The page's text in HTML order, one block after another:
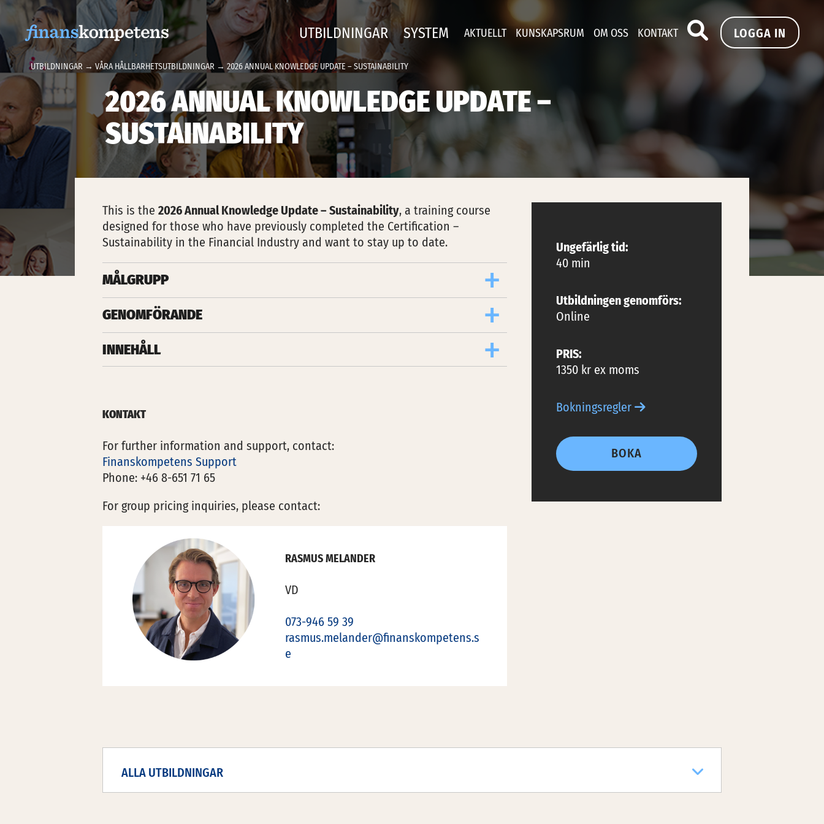
Hoppa till innehållet
UTBILDNINGAR SYSTEM AKTUELLT KUNSKAPSRUM OM OSS KONTAKT LOGGA IN
UTBILDNINGAR → VÅRA HÅLLBARHETSUTBILDNINGAR → 2026 ANNUAL KNOWLEDGE UPDATE – SUSTAINABILITY
2026 ANNUAL KNOWLEDGE UPDATE –
SUSTAINABILITY
This is the 2026 Annual Knowledge Update – Sustainability, a training course
designed for those who have previously completed the Certification –
Sustainability in the Financial Industry and want to stay up to date.
MÅLGRUPP
GENOMFÖRANDE
INNEHÅLL
KONTAKT
For further information and support, contact:
Finanskompetens Support
Phone: +46 8-651 71 65
For group pricing inquiries, please contact:
RASMUS MELANDER
VD
073-946 59 39
rasmus.melander@finanskompetens.s
e
Ungefärlig tid:
40 min
Utbildningen genomförs:
Online
PRIS:
1350 kr ex moms
Bokningsregler
BOKA
ALLA UTBILDNINGAR